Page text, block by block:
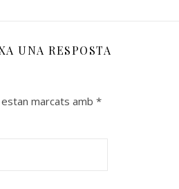
UNA RESPOSTA
marcats amb *